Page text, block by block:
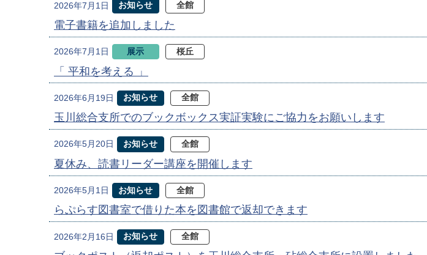
2026年7月1日 お知らせ 全館
電子書籍を追加しました
2026年7月1日 展示 桜丘
「 平和を考える 」
2026年6月19日 お知らせ 全館
玉川総合支所でのブックボックス実証実験にご協力をお願いします
2026年5月20日 お知らせ 全館
夏休み、読書リーダー講座を開催します
2026年5月1日 お知らせ 全館
らぷらす図書室で借りた本を図書館で返却できます
2026年2月16日 お知らせ 全館